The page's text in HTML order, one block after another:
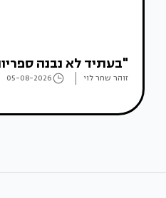
"בעתיד לא נבנה
זוהר שחר לוי 05-08-2026